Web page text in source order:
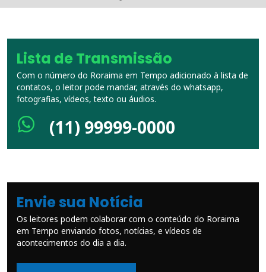
Lista de Transmissão
Com o número do Roraima em Tempo adicionado à lista de
contatos, o leitor pode mandar, através do whatsapp,
fotografias, vídeos, texto ou áudios.
(11) 99999-0000
Envie sua Notícia
Os leitores podem colaborar com o conteúdo do Roraima
em Tempo enviando fotos, notícias, e vídeos de
acontecimentos do dia a dia.